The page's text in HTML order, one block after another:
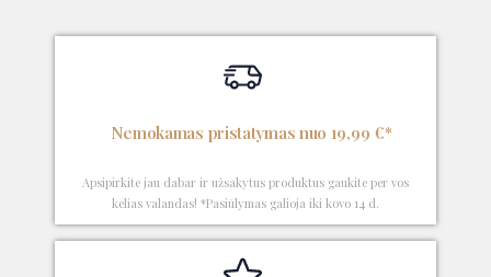
Nemokamas pristatymas nuo 19,99 €*
Apsipirkite jau dabar ir užsakytus produktus gaukite per vos
kelias valandas! *Pasiūlymas galioja iki kovo 14 d.